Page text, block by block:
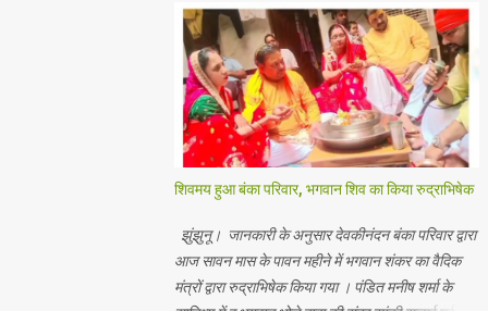
शिवमय हुआ बंका परिवार, भगवान शिव का किया रुद्राभिषेक
झुंझुनू। जानकारी के अनुसार देवकीनंदन बंका परिवार द्वारा
आज सावन मास के पावन महीने में भगवान शंकर का वैदिक
मंत्रों द्वारा रुद्राभिषेक किया गया । पंडित मनीष शर्मा के